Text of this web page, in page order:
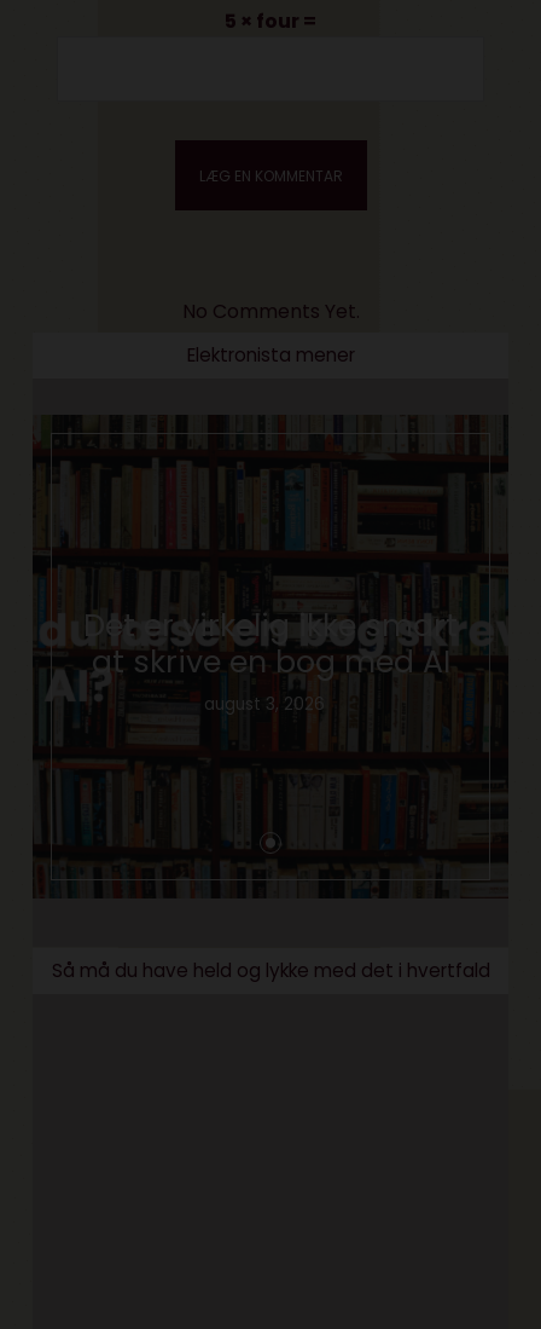
5 × four =
No Comments Yet.
Elektronista mener
Det er virkelig ikke smart
at skrive en bog med AI
august 3, 2026
Så må du have held og lykke med det i hvertfald